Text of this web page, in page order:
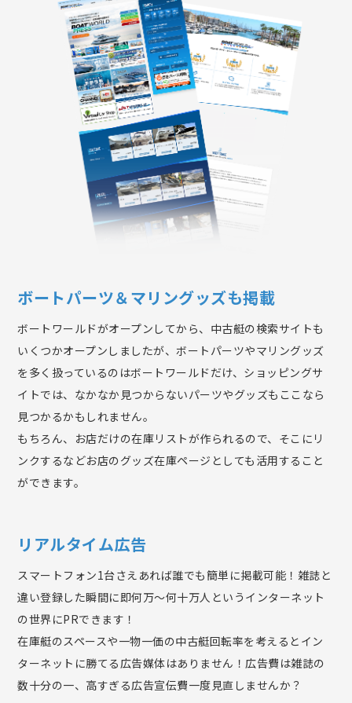
ボートパーツ＆マリングッズも掲載
ボートワールドがオープンしてから、中古艇の検索サイトも
いくつかオープンしましたが、ボートパーツやマリングッズ
を多く扱っているのはボートワールドだけ、ショッピングサ
イトでは、なかなか見つからないパーツやグッズもここなら
見つかるかもしれません。
もちろん、お店だけの在庫リストが作られるので、そこにリ
ンクするなどお店のグッズ在庫ページとしても活用すること
ができます。
リアルタイム広告
スマートフォン1台さえあれば誰でも簡単に掲載可能！雑誌と
違い登録した瞬間に即何万～何十万人というインターネット
の世界にPRできます！
在庫艇のスペースや一物一価の中古艇回転率を考えるとイン
ターネットに勝てる広告媒体はありません！広告費は雑誌の
数十分の一、高すぎる広告宣伝費一度見直しませんか？